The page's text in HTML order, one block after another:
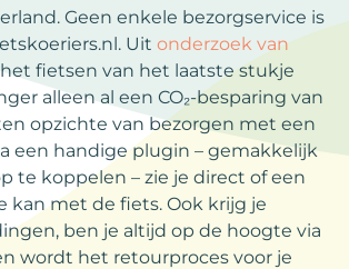
Geen enkele bezorgservice is
Uit onderzoek van
fietsen van het laatste stukje
alleen al een CO₂-besparing van
opzichte van bezorgen met een
een handige plugin – gemakkelijk
te koppelen – zie je direct of een
kan met de fiets. Ook krijg je
ben je altijd op de hoogte via
wordt het retourproces voor je